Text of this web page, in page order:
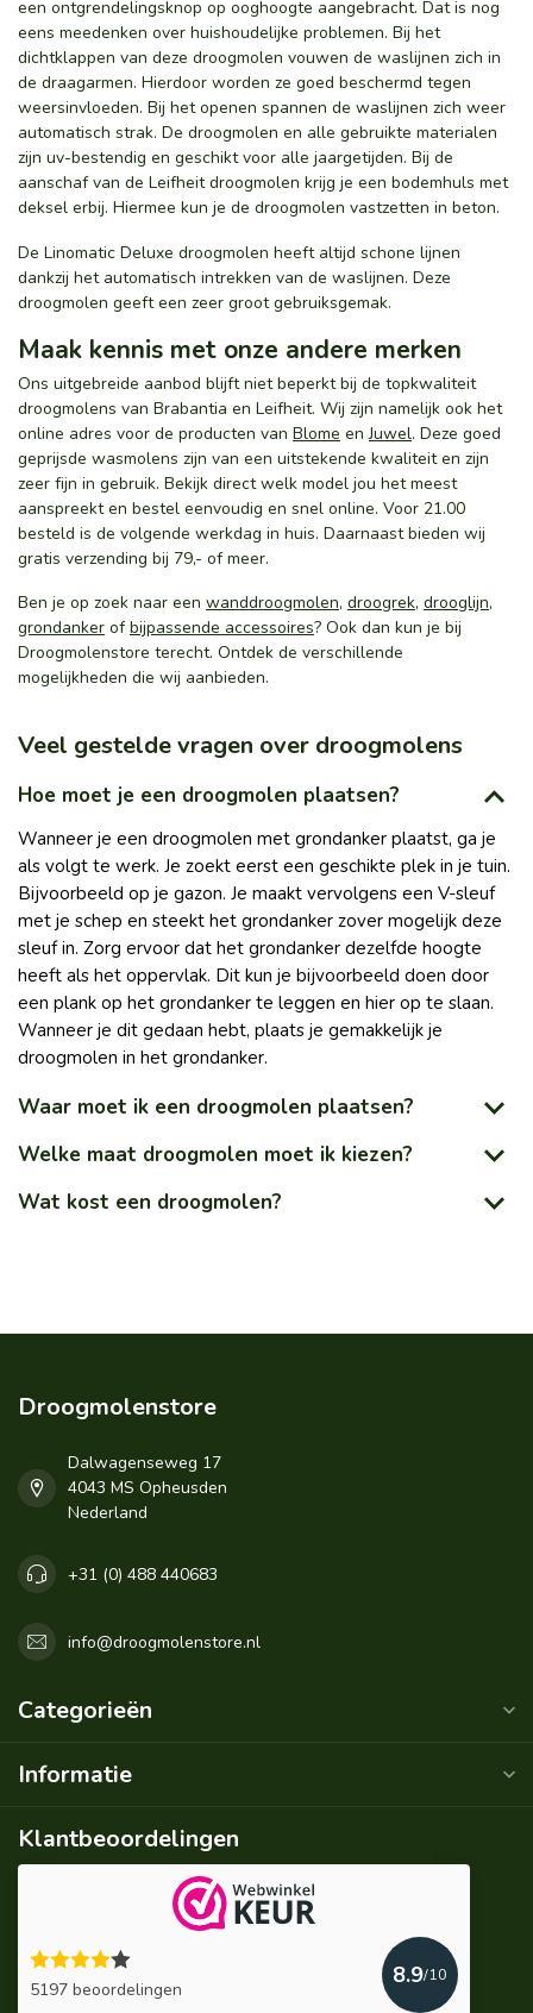
een ontgrendelingsknop op ooghoogte aangebracht. Dat is nog
eens meedenken over huishoudelijke problemen. Bij het
dichtklappen van deze droogmolen vouwen de waslijnen zich in
de draagarmen. Hierdoor worden ze goed beschermd tegen
weersinvloeden. Bij het openen spannen de waslijnen zich weer
automatisch strak. De droogmolen en alle gebruikte materialen
zijn uv-bestendig en geschikt voor alle jaargetijden. Bij de
aanschaf van de Leifheit droogmolen krijg je een bodemhuls met
deksel erbij. Hiermee kun je de droogmolen vastzetten in beton.
De Linomatic Deluxe droogmolen heeft altijd schone lijnen
dankzij het automatisch intrekken van de waslijnen. Deze
droogmolen geeft een zeer groot gebruiksgemak.
Maak kennis met onze andere merken
Ons uitgebreide aanbod blijft niet beperkt bij de topkwaliteit
droogmolens van Brabantia en Leifheit. Wij zijn namelijk ook het
online adres voor de producten van Blome enJuwel. Deze goed
geprijsde wasmolens zijn van een uitstekende kwaliteit en zijn
zeer fijn in gebruik. Bekijk direct welk model jou het meest
aanspreekt en bestel eenvoudig en snel online. Voor 21.00
besteld is de volgende werkdag in huis. Daarnaast bieden wij
gratis verzending bij 79,- of meer.
Ben je op zoek naar een wanddroogmolen, droogrek, drooglijn,
grondanker ofbijpassende accessoires? Ook dan kun je bij
Droogmolenstore terecht. Ontdek de verschillende
mogelijkheden die wij aanbieden.
Veel gestelde vragen over droogmolens
Hoe moet je een droogmolen plaatsen?
Wanneer je een droogmolen met grondanker plaatst, ga je
als volgt te werk. Je zoekt eerst een geschikte plek in je tuin.
Bijvoorbeeld op je gazon. Je maakt vervolgens een V-sleuf
met je schep en steekt het grondanker zover mogelijk deze
sleuf in. Zorg ervoor dat het grondanker dezelfde hoogte
heeft als het oppervlak. Dit kun je bijvoorbeeld doen door
een plank op het grondanker te leggen en hier op te slaan.
Wanneer je dit gedaan hebt, plaats je gemakkelijk je
droogmolen in het grondanker.
Waar moet ik een droogmolen plaatsen?
Welke maat droogmolen moet ik kiezen?
Wat kost een droogmolen?
Droogmolenstore
Dalwagenseweg 17
4043 MS Opheusden
Nederland
+31 (0) 488 440683
info@droogmolenstore.nl
Categorieën
Informatie
Klantbeoordelingen
5197 beoordelingen
8.9/10